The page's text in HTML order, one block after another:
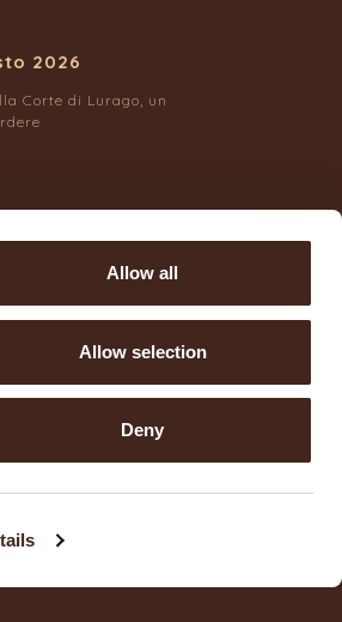
Allow all
Allow selection
Deny
2026
Corte di Lurago, un